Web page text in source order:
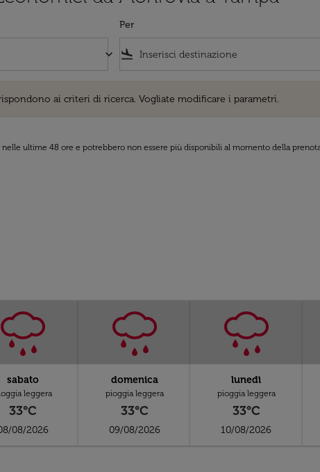
keyboard_arrow_down
Per
flight_land
ai criteri di ricerca. Vogliate modificare i parametri.
ultime 48 ore e potrebbero non essere più disponibili al momento della
sabato
leggera
33°C
08/2026
domenica
pioggia leggera
33°C
09/08/2026
lunedì
pioggia leggera
33°C
10/08/2026